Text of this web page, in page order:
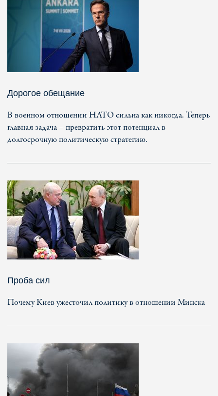
Дорогое обещание
В военном отношении НАТО сильна как никогда. Теперь
главная задача – превратить этот потенциал в
долгосрочную политическую стратегию.
Проба сил
Почему Киев ужесточил политику в отношении Минска